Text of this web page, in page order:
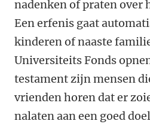
nadenken of praten over
Een erfenis gaat
kinderen of naaste
Universiteits Fonds
testament zijn mensen
vrienden horen dat er
nalaten aan een goed